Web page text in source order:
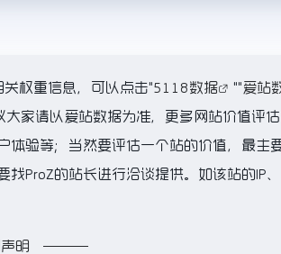
权重信息，可以点击"5118数据 ""爱站
家请以爱站数据为准，更多网站价值评
体验等；当然要评估一个站的价值，最主
ProZ的站长进行洽谈提供。如该站的IP
明